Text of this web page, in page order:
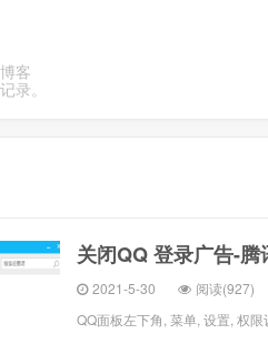
客
录。
关闭QQ 登录广告-腾
2021-5-30 阅读(927)
QQ面板左下角, 菜单, 设置, 权